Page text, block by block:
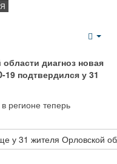
диагноз новая
19 подтвердился у 31
регионе теперь
у 31 жителя Орловской